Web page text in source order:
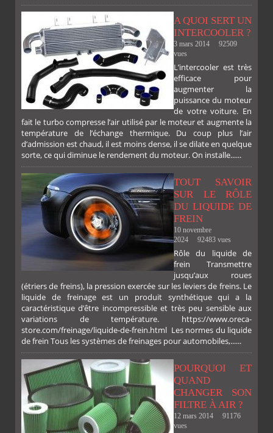
A QUOI SERT UN
INTERCOOLER ?
3 mars 2014
92509
vues
L’intercooler est très
efficace pour
augmenter la
puissance du moteur
de votre voiture. En
fait le turbo compresse l’air utilisé par le moteur et augmente la
température de l’échange thermique. Du coup plus l’air
d’admission est chaud, il est moins dense, il se dilate en quelque
sorte, ce qui diminue le rendement du moteur. On installe......
TOUT SAVOIR
SUR LE RÔLE
DU LIQUIDE DE
FREIN
10 novembre
2024
92483 vues
Rôle du liquide de
frein Transmettre
jusqu’aux roues
(étriers de freins), la pression exercée sur les leviers de freins. Le
liquide de freinage est un produit synthétique qui a la
caractéristique d’être incompressible et très peu sensible aux
variations de température. https://www.oreca-
store.com/freinage/liquide-de-frein.html Les normes du liquide
de frein Tous les systèmes de freinages pour automobiles,......
POURQUOI ET
QUAND
CHANGER SON
FILTRE À AIR ?
12 mars 2014
91176
vues